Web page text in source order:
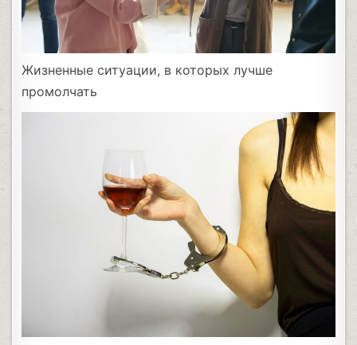
Жизненные ситуации, в которых лучше
промолчать